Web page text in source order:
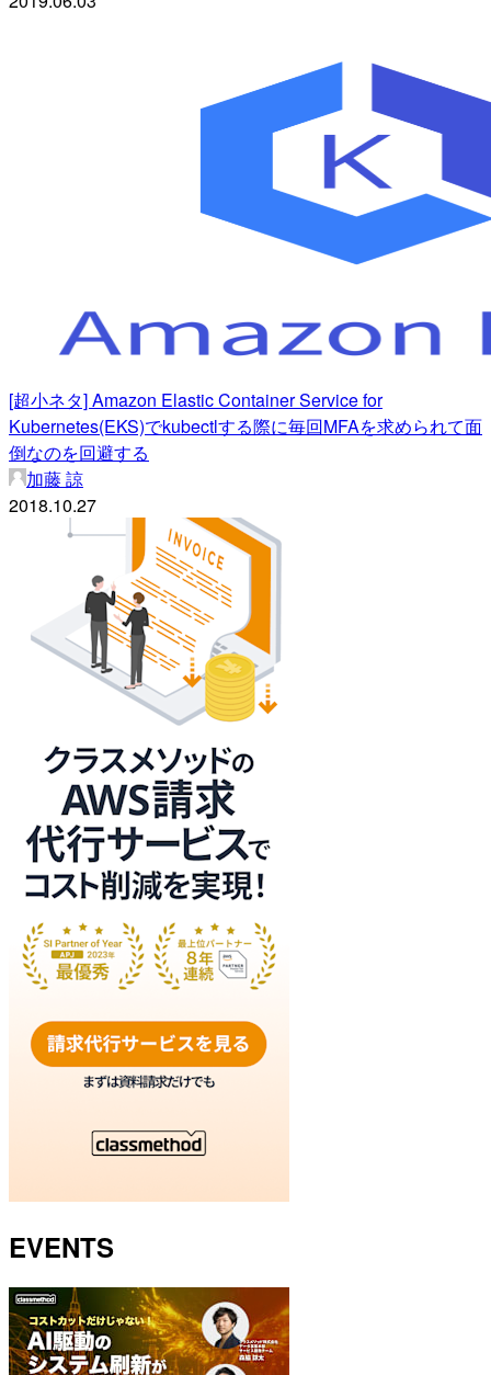
[超小ネタ] Amazon Elastic Container Service for
Kubernetes(EKS)でkubectlする際に毎回MFAを求められて面
倒なのを回避する
加藤 諒
2018.10.27
EVENTS